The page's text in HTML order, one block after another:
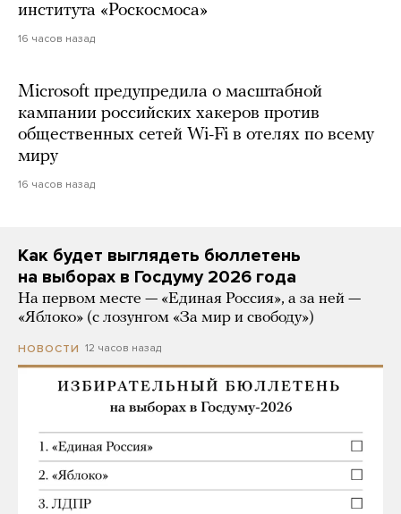
института «Роскосмоса»
16 часов назад
Microsoft предупредила о масштабной
кампании российских хакеров против
общественных сетей Wi-Fi в отелях по всему
миру
16 часов назад
Как будет выглядеть бюллетень
на выборах в Госдуму 2026 года
На первом месте — «Единая Россия», а за ней —
«Яблоко» (с лозунгом «За мир и свободу»)
НОВОСТИ 12 часов назад